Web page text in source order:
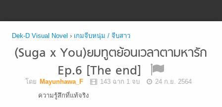
Dek-D Visual Novel › เกมจีบหนุ่ม / จีบสาว
(Suga x You)ยมทูตย้อนเวลาตามหารัก
Ep.6 [The end]
โดย Mayunhawa_F 143 ฉาก 1 จบ
24 ก.ย. 2564
ความรู้สึกที่แท้จริง